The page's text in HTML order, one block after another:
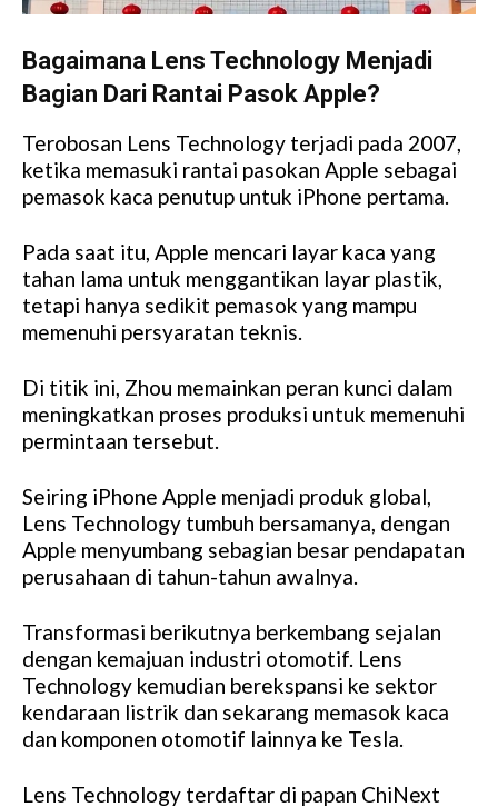
Bagaimana Lens Technology Menjadi
Bagian Dari Rantai Pasok Apple?
Terobosan Lens Technology terjadi pada 2007,
ketika memasuki rantai pasokan Apple sebagai
pemasok kaca penutup untuk iPhone pertama.
Pada saat itu, Apple mencari layar kaca yang
tahan lama untuk menggantikan layar plastik,
tetapi hanya sedikit pemasok yang mampu
memenuhi persyaratan teknis.
Di titik ini, Zhou memainkan peran kunci dalam
meningkatkan proses produksi untuk memenuhi
permintaan tersebut.
Seiring iPhone Apple menjadi produk global,
Lens Technology tumbuh bersamanya, dengan
Apple menyumbang sebagian besar pendapatan
perusahaan di tahun-tahun awalnya.
Transformasi berikutnya berkembang sejalan
dengan kemajuan industri otomotif. Lens
Technology kemudian berekspansi ke sektor
kendaraan listrik dan sekarang memasok kaca
dan komponen otomotif lainnya ke Tesla.
Lens Technology terdaftar di papan ChiNext